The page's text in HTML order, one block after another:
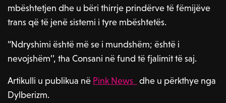
mbështetjen dhe u bëri thirrje prindërve të fëmijëve
trans që të jenë sistemi i tyre mbështetës.
“Ndryshimi është më se i mundshëm; është i
nevojshëm’’, tha Consani në fund të fjalimit të saj.
Artikulli u publikua në Pink News
dhe u përkthye nga
Dylberizm.